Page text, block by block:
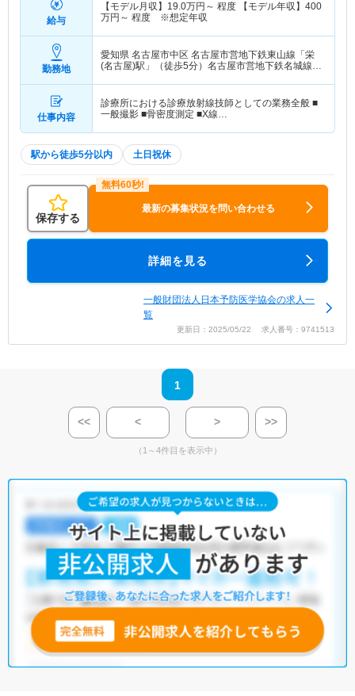
給与
【モデル月収】 19.0万円～ 程度 【モデル年収】 400
万円～ 程度 ※想定年収
勤務地
愛知県 名古屋市中区 名古屋市営地下鉄東山線「栄
(名古屋)駅」（徒歩5分）名古屋市営地下鉄名城線
仕事内容
診療所における診療放射線技師としての業務全般 ■
一般撮影 ■骨密度測定 ■X線…
駅から徒歩5分以内 土日祝休
保存する
最新の募集状況を問い合わせる
詳細を見る
一般財団法人日本予防医学協会の求人一
覧
更新日：2025/05/22 求人番号：9741513
1
<< < > >>
（1～4件目を表示中）